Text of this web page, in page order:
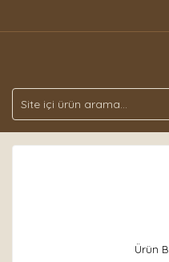
Ürün